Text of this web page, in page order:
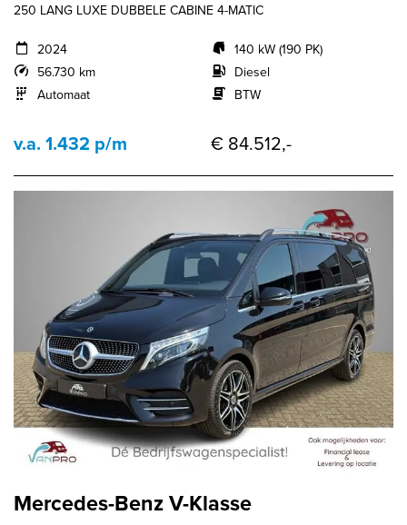
250 LANG LUXE DUBBELE CABINE 4-MATIC
2024
56.730 km
Automaat
140 kW (190 PK)
Diesel
BTW
v.a. 1.432 p/m € 84.512,-
Mercedes-Benz V-Klasse